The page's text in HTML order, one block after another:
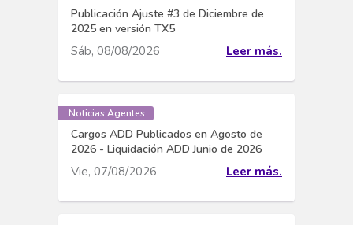
Publicación Ajuste #3 de Diciembre de
2025 en versión TX5
Sáb, 08/08/2026 Leer más.
Noticias Agentes
Cargos ADD Publicados en Agosto de
2026 - Liquidación ADD Junio de 2026
Vie, 07/08/2026 Leer más.